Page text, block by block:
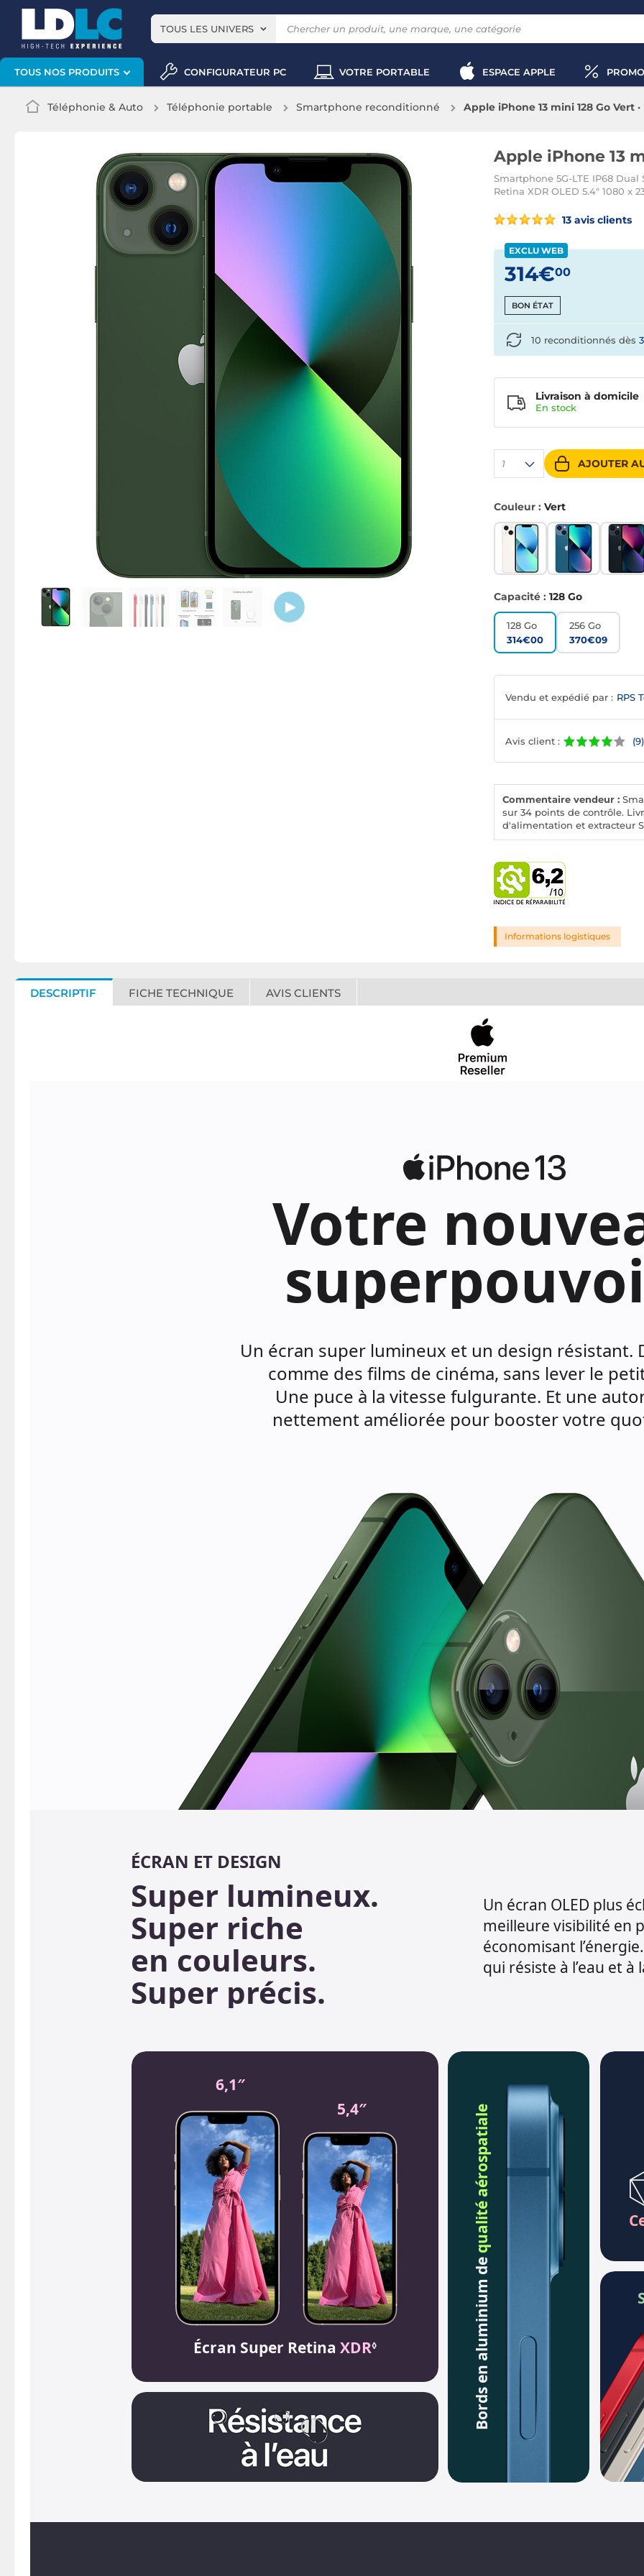
TOUS LES UNIVERS
TOUS NOS PRODUITS CONFIGURATEUR PC VOTRE PORTABLE ESPACE APPLE
Téléphonie & Auto Téléphonie portable Smartphone reconditionné Apple iPhone 13 mini 128 Go Vert
Apple iPhone 13
Smartphone 5G-LTE IP68 Dual
Retina XDR OLED 5.4" 1080 x
13 avis clients
EXCLU WEB
314€00
BON ÉTAT
1 AJOUTER
Livraison à domicile
En stock
10 reconditionnés dès
Couleur : Vert
Capacité : 128 Go
128 Go
314€00
256 Go
370€09
Vendu et expédié par : RPS
Avis client : (9)
Commentaire vendeur :
sur 34 points de contrôle.
d'alimentation et extracteur
Informations logistiques
DESCRIPTIF FICHE TECHNIQUE AVIS CLIENTS
Votre
Un écran super lumineux et un design résistant.
comme des films de cinéma, sans lever le
Une puce à la vitesse fulgurante. Et une
nettement améliorée pour booster votre
ÉCRAN ET DESIGN
Super lumineux.
Super riche
en couleurs.
Super précis.
Un écran OLED plus
meilleure visibilité en
économisant
qui résiste à l’eau et à
6,1″
5,4″
Écran Super Retina XDR◊ Bords en aluminium de
qualité aérospatiale